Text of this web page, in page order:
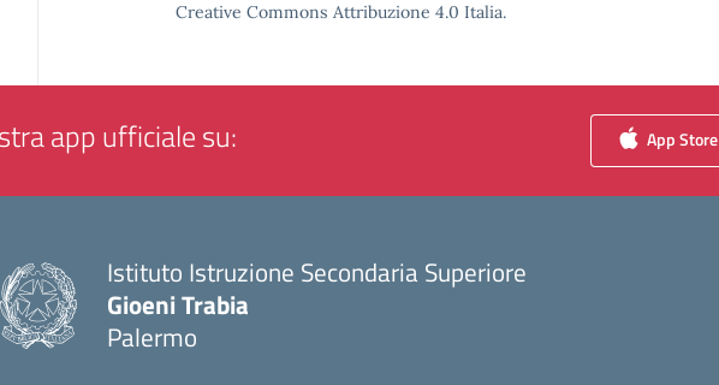
Creative Commons Attribuzione 4.0 Italia.
app ufficiale su: App Store
Istituto Istruzione Secondaria Superiore
Gioeni Trabia
Palermo